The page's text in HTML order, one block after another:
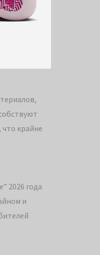
что крайне
2026 года
и